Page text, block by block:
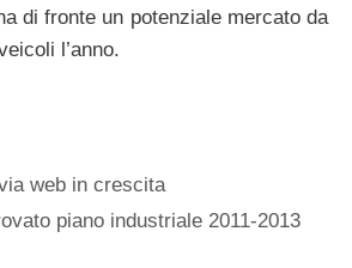
di fronte un potenziale mercato da
l’anno.
web in crescita
piano industriale 2011-2013